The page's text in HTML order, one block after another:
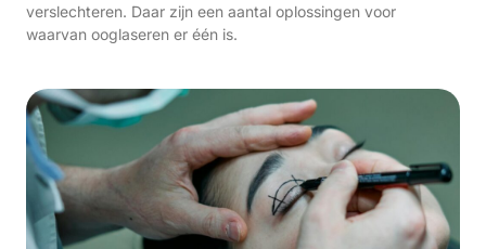
verslechteren. Daar zijn een aantal oplossingen voor
waarvan ooglaseren er één is.